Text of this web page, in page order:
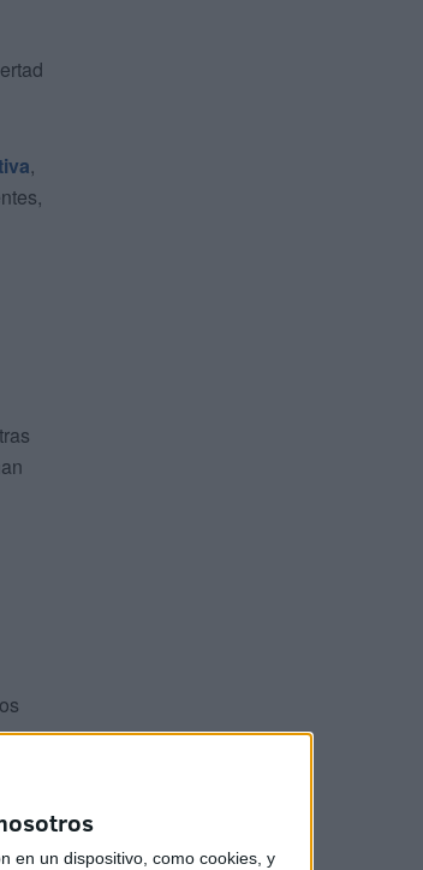
en un dispositivo, como cookies, y
,